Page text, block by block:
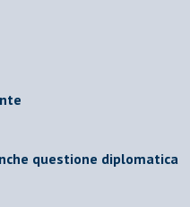
questione diplomatica